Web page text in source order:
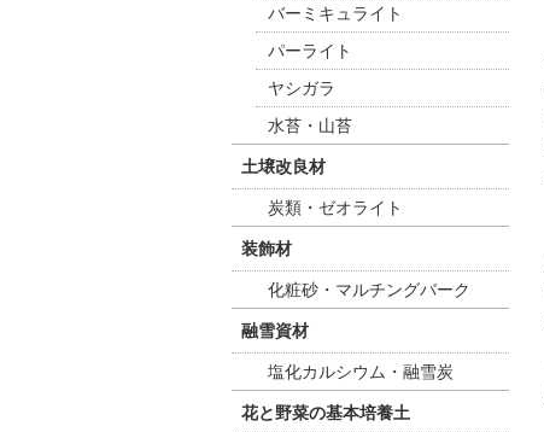
バーミキュライト
パーライト
ヤシガラ
水苔・山苔
土壌改良材
炭類・ゼオライト
装飾材
化粧砂・マルチングバーク
融雪資材
塩化カルシウム・融雪炭
花と野菜の基本培養土